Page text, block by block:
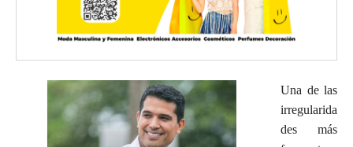
Una de las
irregularida
des más